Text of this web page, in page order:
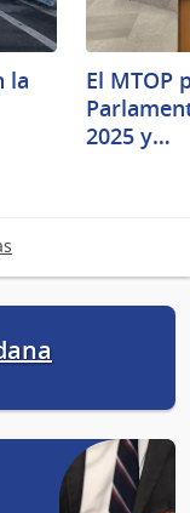
la
El MTOP
2025 y…